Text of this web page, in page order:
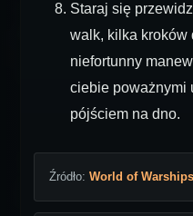
Staraj się
walk, kilka kroków
niefortunny
ciebie poważnymi
pójściem na dno.
Źródło: World of